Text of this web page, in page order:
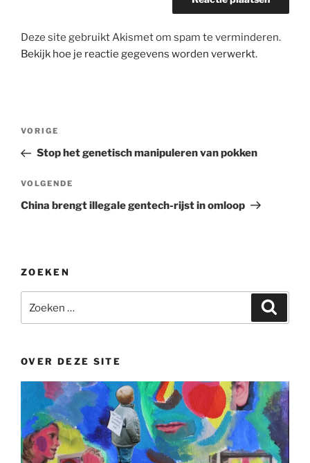
Deze site gebruikt Akismet om spam te verminderen.
Bekijk hoe je reactie gegevens worden verwerkt.
Bericht
Vorig
bericht
VORIGE
Stop het genetisch manipuleren van pokken
Volgend
bericht
VOLGENDE
China brengt illegale gentech-rijst in omloop
ZOEKEN
naar:
OVER DEZE SITE